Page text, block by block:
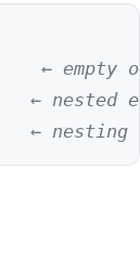
← empty
← nested
← nesting